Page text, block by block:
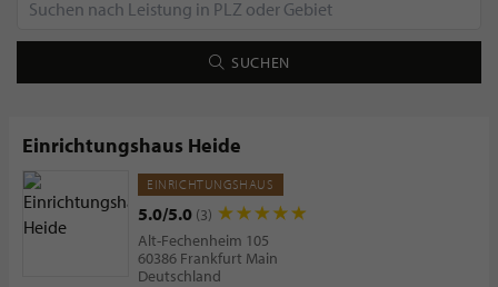
Christofle - feinste Silberware
SUCHEN
Einrichtungshaus Heide
EINRICHTUNGSHAUS
5.0/5.0 (3)
Alt-Fechenheim 105
60386 Frankfurt Main
Deutschland